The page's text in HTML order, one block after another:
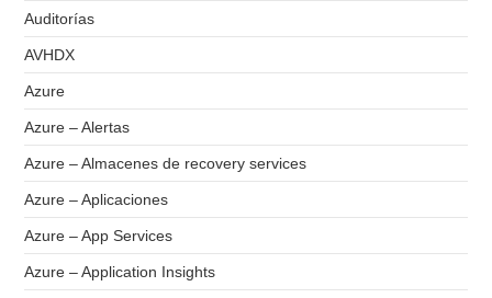
Auditorías
AVHDX
Azure
Azure – Alertas
Azure – Almacenes de recovery services
Azure – Aplicaciones
Azure – App Services
Azure – Application Insights